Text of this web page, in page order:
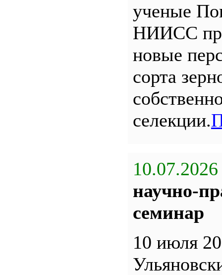
ученые
НИИСС
новые
сорта
селекции.
10.07.2026
научно-
семинар
10 июля